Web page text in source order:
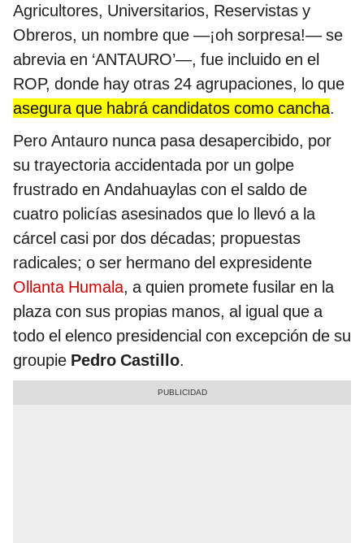
Agricultores, Universitarios, Reservistas y
Obreros, un nombre que —¡oh sorpresa!— se
abrevia en ‘ANTAURO’—, fue incluido en el
ROP, donde hay otras 24 agrupaciones, lo que
asegura que habrá candidatos como cancha.
Pero Antauro nunca pasa desapercibido, por
su trayectoria accidentada por un golpe
frustrado en Andahuaylas con el saldo de
cuatro policías asesinados que lo llevó a la
cárcel casi por dos décadas; propuestas
radicales; o ser hermano del expresidente
Ollanta Humala, a quien promete fusilar en la
plaza con sus propias manos, al igual que a
todo el elenco presidencial con excepción de su
groupie Pedro Castillo.